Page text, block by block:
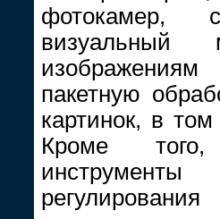
фотокамер,
визуальный
пакетную
картинок, в
Кроме того,